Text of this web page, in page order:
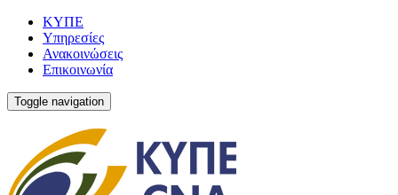
ΚΥΠΕ
Υπηρεσίες
Ανακοινώσεις
Επικοινωνία
Toggle navigation